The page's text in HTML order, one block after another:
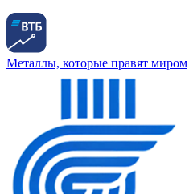
Металлы, которые правят миром